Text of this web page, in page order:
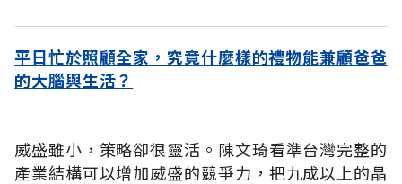
平日忙於照顧全家，究竟什麼樣的禮物能兼顧爸爸
的大腦與生活？
威盛雖小，策略卻很靈活。陳文琦看準台灣完整的
產業結構可以增加威盛的競爭力，把九成以上的晶